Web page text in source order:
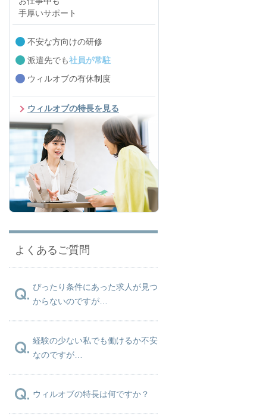
手厚いサポート
不安な方向けの研修
派遣先でも社員が常駐
ウィルオブの有休制度
ウィルオブの特長を見る
よくあるご質問
ぴったり条件にあった求人が見つ
からないのですが…
経験の少ない私でも働けるか不安
なのですが…
ウィルオブの特長は何ですか？